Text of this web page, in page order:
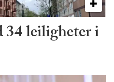
34 leiligheter i